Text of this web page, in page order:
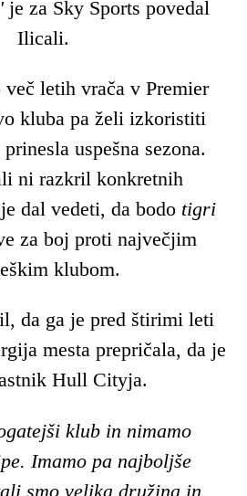
je za Sky Sports povedal
Ilicali.
letih vrača v Premier
kluba pa želi izkoristiti
uspešna sezona.
ni razkril konkretnih
dal vedeti, da bodo tigri
za boj proti največjim
klubom.
da ga je pred štirimi leti
mesta prepričala, da je
Hull Cityja.
klub in nimamo
Imamo pa najboljše
smo velika družina in